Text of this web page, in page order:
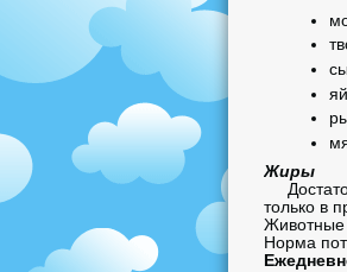
Жиры
только в
Животные
Норма